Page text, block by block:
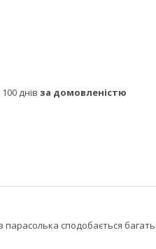
днів за домовленістю
парасолька сподобається